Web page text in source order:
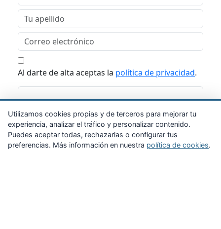
Al darte de alta aceptas la política de privacidad.
Suscribirme
Utilizamos cookies propias y de terceros para mejorar tu
experiencia, analizar el tráfico y personalizar contenido.
Puedes aceptar todas, rechazarlas o configurar tus
preferencias. Más información en nuestra política de cookies.